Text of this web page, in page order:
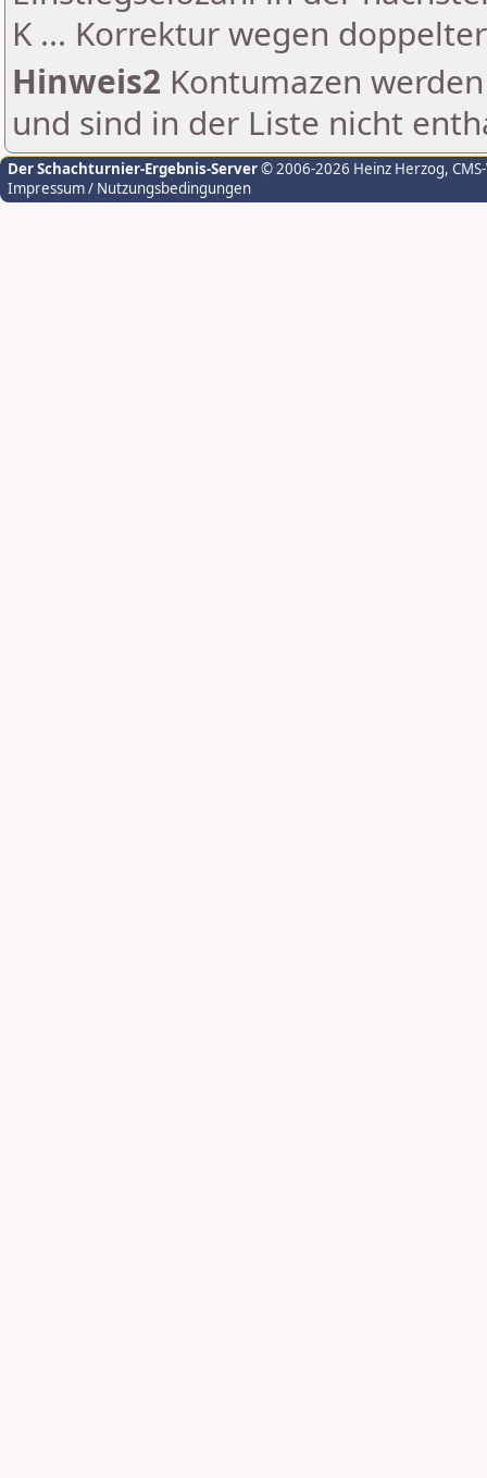
K ... Korrektur wegen
Hinweis2 Kontumazen
und sind in der Liste nicht
Der Schachturnier-Ergebnis-Server© 2006-2026 Heinz Herzog,
Impressum / Nutzungsbedingungen